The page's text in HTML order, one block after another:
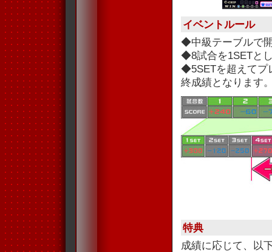
イベントルール
◆中級テーブルで
◆8試合を1SETと
◆5SETを超えてプ
終成績となります
特典
成績に応じて、以